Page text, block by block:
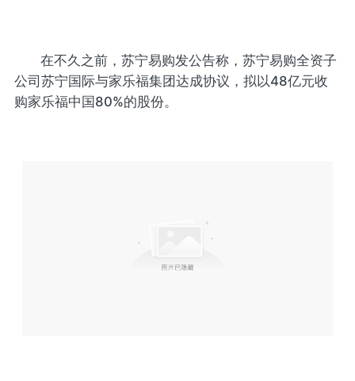
在不久之前，苏宁易购发公告称，苏宁易购全资子
公司苏宁国际与家乐福集团达成协议，拟以48亿元收
购家乐福中国80%的股份。